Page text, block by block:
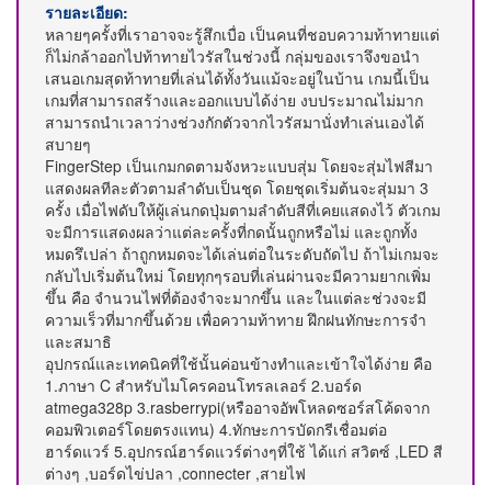
รายละเอียด:
หลายๆครั้งที่เราอาจจะรู้สึกเบื่อ เป็นคนที่ชอบความท้าทายแต่
ก็ไม่กล้าออกไปท้าทายไวรัสในช่วงนี้ กลุ่มของเราจึงขอนำ
เสนอเกมสุดท้าทายที่เล่นได้ทั้งวันแม้จะอยู่ในบ้าน เกมนี้เป็น
เกมที่สามารถสร้างและออกแบบได้ง่าย งบประมาณไม่มาก
สามารถนำเวลาว่างช่วงกักตัวจากไวรัสมานั่งทำเล่นเองได้
สบายๆ
FingerStep เป็นเกมกดตามจังหวะแบบสุ่ม โดยจะสุ่มไฟสีมา
แสดงผลทีละตัวตามลำดับเป็นชุด โดยชุดเริ่มต้นจะสุ่มมา 3
ครั้ง เมื่อไฟดับให้ผู้เล่นกดปุ่มตามลำดับสีที่เคยแสดงไว้ ตัวเกม
จะมีการแสดงผลว่าแต่ละครั้งที่กดนั้นถูกหรือไม่ และถูกทั้ง
หมดรึเปล่า ถ้าถูกหมดจะได้เล่นต่อในระดับถัดไป ถ้าไม่เกมจะ
กลับไปเริ่มต้นใหม่ โดยทุกๆรอบที่เล่นผ่านจะมีความยากเพิ่ม
ขึ้น คือ จำนวนไฟที่ต้องจำจะมากขึ้น และในแต่ละช่วงจะมี
ความเร็วที่มากขึ้นด้วย เพื่อความท้าทาย ฝึกฝนทักษะการจำ
และสมาธิ
อุปกรณ์และเทคนิคที่ใช้นั้นค่อนข้างทำและเข้าใจได้ง่าย คือ
1.ภาษา C สำหรับไมโครคอนโทรลเลอร์ 2.บอร์ด
atmega328p 3.rasberrypi(หรืออาจอัพโหลดซอร์สโค้ดจาก
คอมพิวเตอร์โดยตรงแทน) 4.ทักษะการบัดกรีเชื่อมต่อ
ฮาร์ดแวร์ 5.อุปกรณ์ฮาร์ดแวร์ต่างๆที่ใช้ ได้แก่ สวิตซ์ ,LED สี
ต่างๆ ,บอร์ดไข่ปลา ,connecter ,สายไฟ